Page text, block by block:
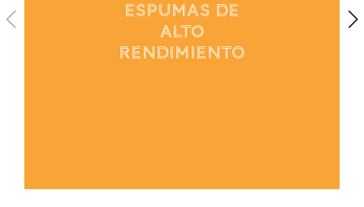
ESPUMAS DE
ALTO
RENDIMIENTO